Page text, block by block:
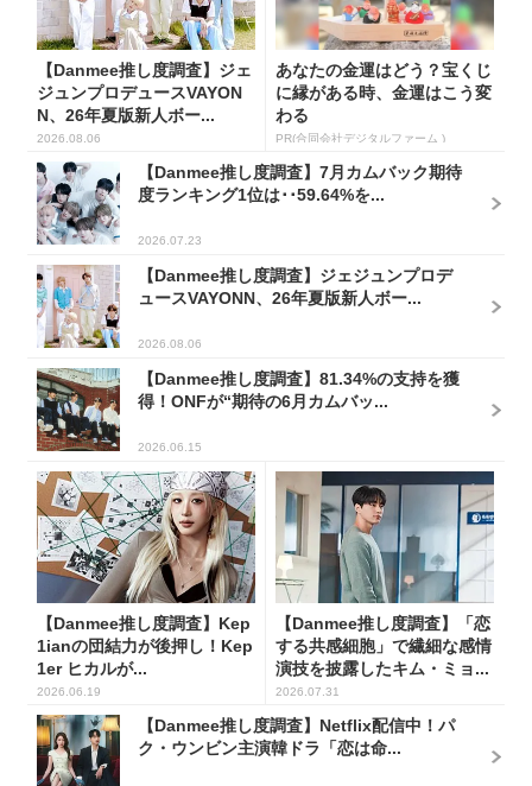
【Danmee推し度調査】ジェ
ジュンプロデュースVAYON
N、26年夏版新人ボー...
2026.08.06
あなたの金運はどう？宝くじ
に縁がある時、金運はこう変
わる
PR(合同会社デジタルファーム )
【Danmee推し度調査】7月カムバック期待
度ランキング1位は･･59.64%を...
2026.07.23
【Danmee推し度調査】ジェジュンプロデ
ュースVAYONN、26年夏版新人ボー...
2026.08.06
【Danmee推し度調査】81.34%の支持を獲
得！ONFが“期待の6月カムバッ...
2026.06.15
【Danmee推し度調査】Kep
1ianの団結力が後押し！Kep
1er ヒカルが...
2026.06.19
【Danmee推し度調査】「恋
する共感細胞」で繊細な感情
演技を披露したキム・ミョ...
2026.07.31
【Danmee推し度調査】Netflix配信中！パ
ク・ウンビン主演韓ドラ「恋は命...